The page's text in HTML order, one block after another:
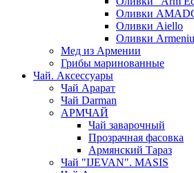
Оливки
Оливки Aiello
Оливки
Мед из Армении
Грибы маринованные
Чай. Аксессуары
Чай Арарат
Чай Darman
АРМЧАЙ
Чай заварочный
Прозрачная фасовка
Армянский Тараз
Чай "IJEVAN". MASIS